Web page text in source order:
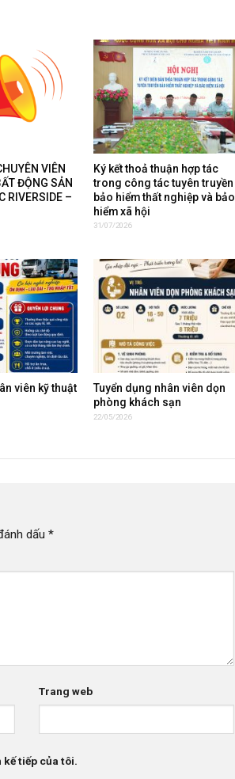
VIÊN
ĐỘNG SẢN
RIVERSIDE –
Ký kết thoả thuận hợp tác
trong công tác tuyên truyền
bảo hiểm thất nghiệp và bảo
hiểm xã hội
31/07/2026
viên kỹ thuật
Tuyển dụng nhân viên dọn
phòng khách sạn
22/05/2026
dấu *
Trang web
kế tiếp của tôi.